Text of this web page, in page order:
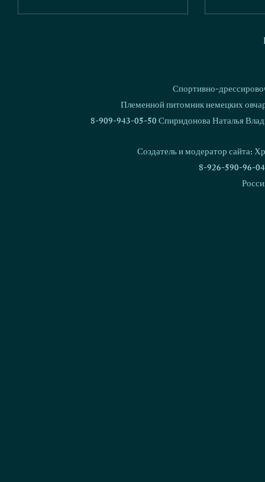
Спортивно-
Племенной питомник немецких
8-909-943-05-50 Спиридонова Наталья
Создатель и модератор сайта:
8-926-590-96-